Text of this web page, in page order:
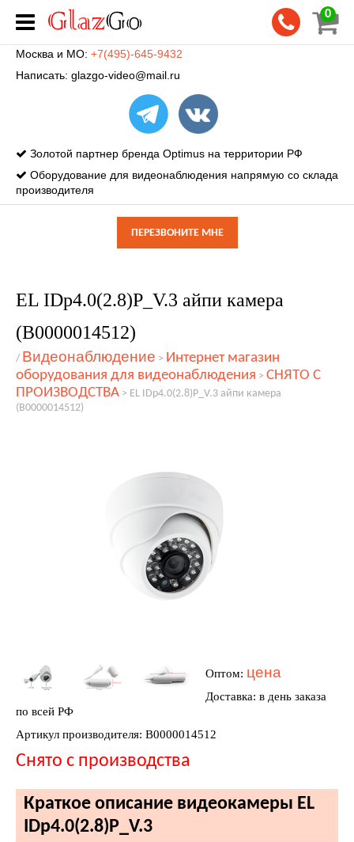
0
Москва и МО: +7(495)-645-9432
Написать: glazgo-video@mail.ru
Золотой партнер бренда Optimus на территории РФ
Оборудование для видеонаблюдения напрямую со склада
производителя
ПЕРЕЗВОНИТЕ МНЕ
EL IDp4.0(2.8)P_V.3 айпи камера
(В0000014512)
/ Видеонаблюдение > Интернет магазин
оборудования для видеонаблюдения > СНЯТО С
ПРОИЗВОДСТВА > EL IDp4.0(2.8)P_V.3 айпи камера
(В0000014512)
Оптом: цена
Доставка: в день заказа
по всей РФ
Артикул производителя: В0000014512
Снято с производства
Краткое описание видеокамеры EL
IDp4.0(2.8)P_V.3